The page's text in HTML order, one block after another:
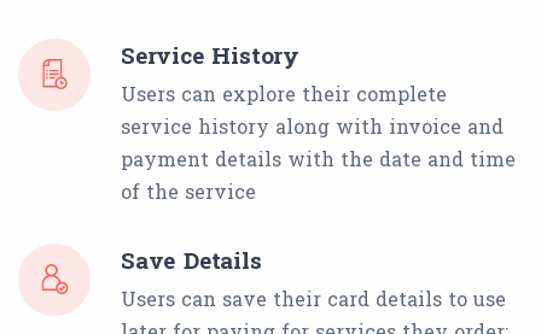
Service History
Users can explore their complete
service history along with invoice and
payment details with the date and time
of the service
Save Details
Users can save their card details to use